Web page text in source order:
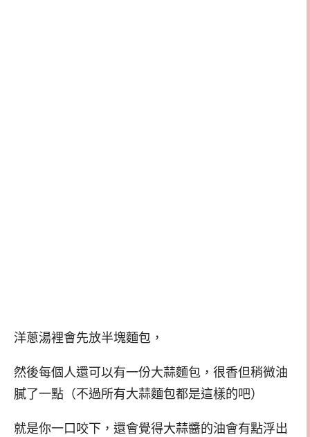
洋蔥湯裡會先放半塊麵包，
然後每個人還可以有一份大蒜麵包，很香但稍微油
膩了一點（不過所有大蒜麵包都是這樣的吧）
就是你一口咬下，還會覺得大蒜醬的油會有點浮出